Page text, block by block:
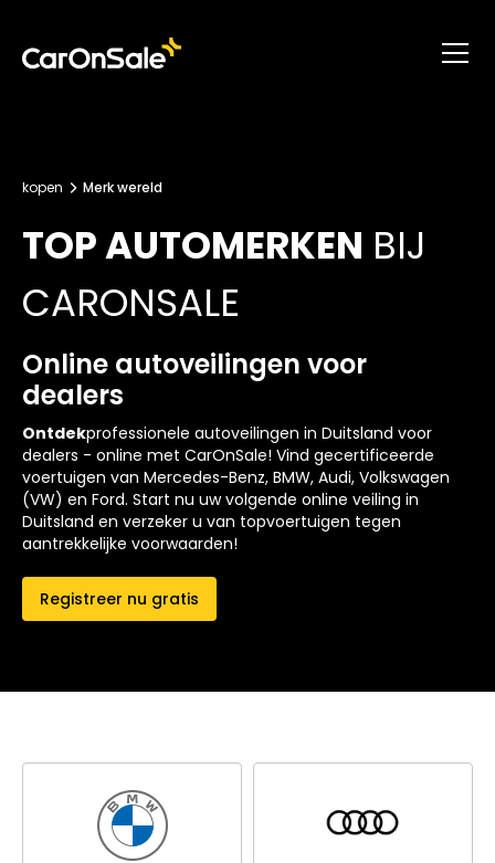
kopen Merk wereld
TOP AUTOMERKEN BIJ
CARONSALE
Online autoveilingen voor
dealers
Ontdekprofessionele autoveilingen in Duitsland voor
dealers - online met CarOnSale! Vind gecertificeerde
voertuigen van Mercedes-Benz, BMW, Audi, Volkswagen
(VW) en Ford. Start nu uw volgende online veiling in
Duitsland en verzeker u van topvoertuigen tegen
aantrekkelijke voorwaarden!
Registreer nu gratis